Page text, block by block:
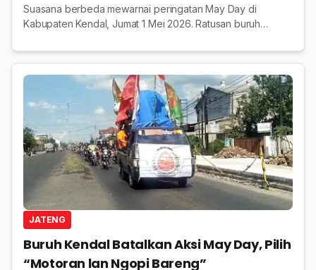
Suasana berbeda mewarnai peringatan May Day di
Kabupaten Kendal, Jumat 1 Mei 2026. Ratusan buruh
yang berlangsung tertib
JATENG
Buruh Kendal Batalkan Aksi May Day, Pilih
“Motoran lan Ngopi Bareng”